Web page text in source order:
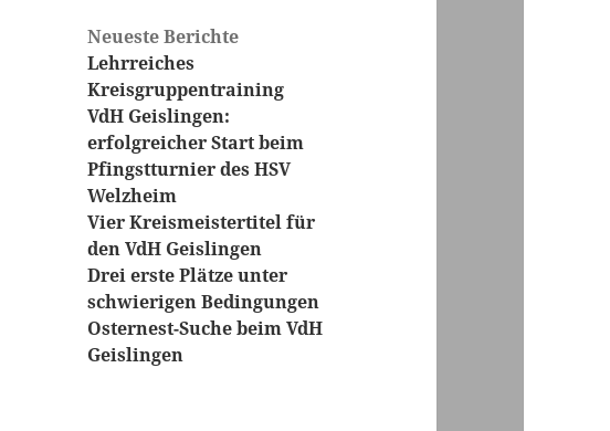
Neueste Berichte
Lehrreiches
Kreisgruppentraining
VdH Geislingen:
erfolgreicher Start beim
Pfingstturnier des HSV
Welzheim
Vier Kreismeistertitel für
den VdH Geislingen
Drei erste Plätze unter
schwierigen Bedingungen
Osternest-Suche beim VdH
Geislingen